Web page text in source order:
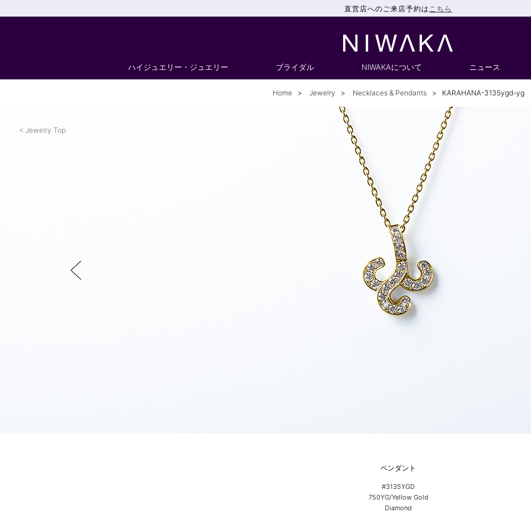
直営店へのご来店予約は こちら
ハイジュエリー・ジュエリー ブライダル NIWAKAについて ニュース
Home Jewelry Necklaces & Pendants KARAHANA-3135ygd-yg
Jewelry Top
ペンダント
#3135YGD
750YG/Yellow Gold
Diamond